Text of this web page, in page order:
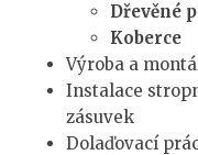
Dřevěné
Koberce
Výroba a
Instalace
zásuvek
Dolaďovací